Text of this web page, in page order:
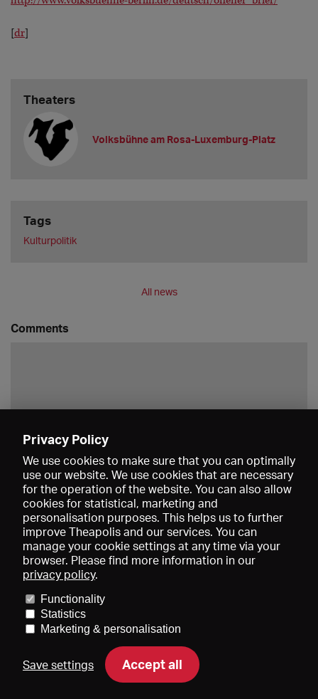
[dr]
Theaters
Volksbühne am Rosa-Luxemburg-Platz
Tags
Kulturpolitik
All news
Comments
About us
Imprint
DE EN FR
Privacy Policy
We use cookies to make sure that you can optimally
use our website. We use cookies that are necessary
for the operation of the website. You can also allow
cookies for statistical, marketing and
personalisation purposes. This helps us to further
improve Theapolis and our services. You can
manage your cookie settings at any time via your
browser. Please find more information in our
privacy policy.
Functionality
Statistics
Marketing & personalisation
Save settings Accept all